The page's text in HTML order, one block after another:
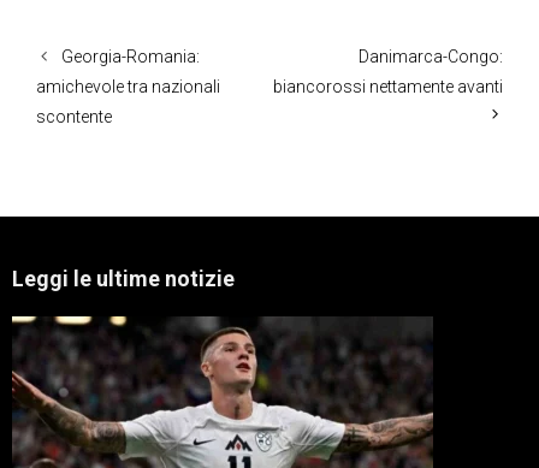
Georgia-Romania:
amichevole tra nazionali
scontente
Danimarca-Congo:
biancorossi nettamente avanti
Leggi le ultime notizie